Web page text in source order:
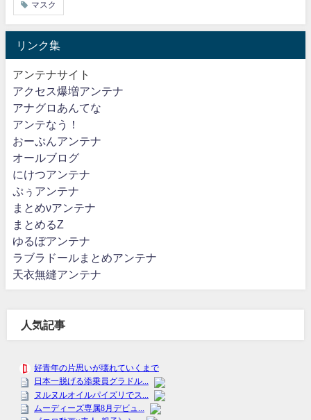
マスク
リンク集
アンテナサイト
アクセス爆増アンテナ
アナグロあんてな
アンテなう！
おーぷんアンテナ
オールブログ
にけつアンテナ
ぷぅアンテナ
まとめνアンテナ
まとめるZ
ゆるぼアンテナ
ラブラドールまとめアンテナ
天衣無縫アンテナ
人気記事